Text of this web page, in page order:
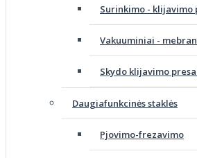
Surinkimo - klijavimo
Vakuuminiai -
Skydo klijavimo
Daugiafunkcinės staklės
Pjovimo-frezavimo